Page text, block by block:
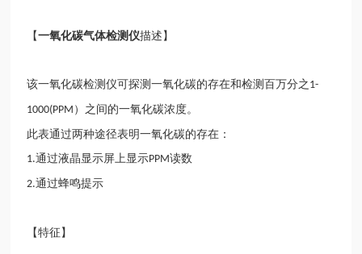
【一氧化碳气体检测仪描述】
该一氧化碳检测仪可探测一氧化碳的存在和检测百万分之 1-
1000(PPM ）之间的一氧化碳浓度。
此表通过两种途径表明一氧化碳的存在：
1.通过液晶显示屏上显示PPM读数
2.通过蜂鸣提示
【特征】